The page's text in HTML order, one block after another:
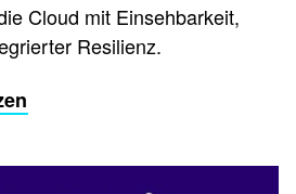
Cloud mit Einsehbarkeit,
Resilienz.